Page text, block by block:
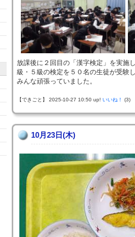
放課後に２回目の「漢字検定」を実施
級・５級の検定を５０名の生徒が受験
みんな頑張っていました。
【できごと】 2025-10-27 10:50 up! いいね！ (3)
10月23日(木)